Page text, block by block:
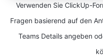
Verwenden Sie ClickUp-
Fragen basierend auf den
Teams Details angeben